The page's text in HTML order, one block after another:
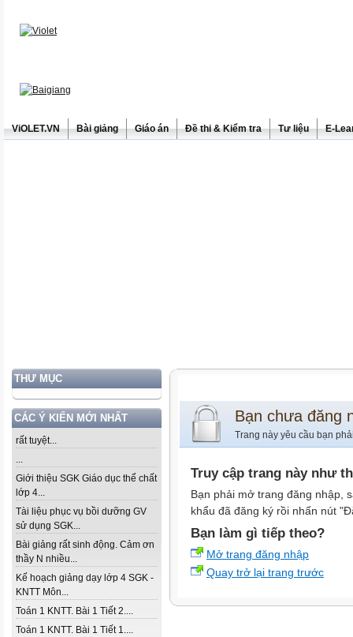
ViOLET.VN Bài giảng Giáo án Đề thi & Kiểm tra Tư liệu E-
THƯ MỤC
CÁC Ý KIẾN MỚI NHẤT
rất tuyệt...
...
Giới thiệu SGK Giáo dục thể chất
lớp 4...
Tài liệu phục vụ bồi dưỡng GV
sử dụng SGK...
Bài giảng rất sinh động. Cảm ơn
thầy N nhiều...
Kế hoạch giảng dạy lớp 4 SGK -
KNTT Môn...
Toán 1 KNTT. Bài 1 Tiết 2....
Toán 1 KNTT. Bài 1 Tiết 1....
Bạn chưa đăng
Trang này yêu cầu bạn
Truy cập trang này như
Bạn phải mở trang đăng nhập,
khẩu đã đăng ký rồi nhấn nút
Bạn làm gì tiếp theo?
Mở trang đăng nhập
Quay trở lại trang trước